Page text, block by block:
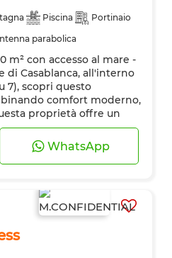
Piscina
Portinaio
parabolica
vetri
Porta rinforzata
Forno a microonde
m² con accesso al mare -
di Casablanca, all'interno
7), scopri questo
comfort moderno,
proprietà offre un
WhatsApp